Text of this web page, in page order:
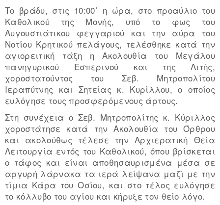
Το βράδυ, στις 10:00΄ η ώρα, στο προαύλιο του
Καθολικού της Μονής, υπό το φως του
Αυγουστιάτικου φεγγαριού και την αύρα του
Νοτίου Κρητικού πελάγους, τελέσθηκε κατά την
αγιορειτική τάξη η Ακολουθία του Μεγάλου
πανηγυρικού Εσπερινού και της Λιτής,
χοροστατούντος του Σεβ. Μητροπολίτου
Ιεραπύτνης και Σητείας κ. Kυρίλλου, ο οποίος
ευλόγησε τους προσφερόμενους άρτους.
Στη συνέχεια ο Σεβ. Μητροπολίτης κ. Kύριλλος
χοροστάτησε κατά την Ακολουθία του Όρθρου
και ακολούθως τέλεσε την Αρχιερατική Θεία
Λειτουργία εντός του Καθολικού, όπου βρίσκεται
ο τάφος και είναι αποθησαυρισμένα μέσα σε
αργυρή λάρνακα τα ιερά λείψανα μαζί με την
τίμια Κάρα του Οσίου, και στο τέλος ευλόγησε
το κόλλυβο του αγίου και κήρυξε τον θείο λόγο.